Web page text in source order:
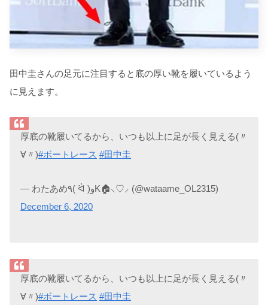
田中圭さんの足元に注目すると底の厚い靴を履いているよう
に見えます。
厚底の靴履いてるから、いつも以上に足が長く見える(〃
∀〃)#ボートレース #田中圭
— わたあめ٩( ᐛ )وK🏠⸜♡⸝‍ (@wataame_OL2315)
December 6, 2020
厚底の靴履いてるから、いつも以上に足が長く見える(〃
∀〃)#ボートレース #田中圭